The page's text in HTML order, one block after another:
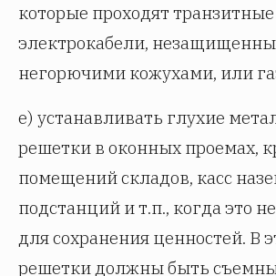
которые проходят транзитные
электрокабели,
негорючими кожухами, или
е) устанавливать глухие
решетки в оконных проемах,
помещений складов, касс
подстанций и т.п., когда это
для сохранения ценностей. В
решетки должны быть